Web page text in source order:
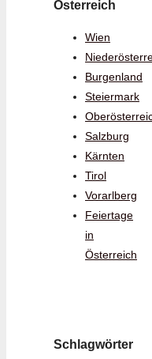
Österreich
Wien
Burgenland
Steiermark
Salzburg
Kärnten
Tirol
Vorarlberg
Feiertage
in
Österreich
Schlagwörter